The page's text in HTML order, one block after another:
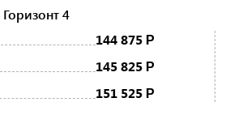
4
144 875 Р
145 825 Р
151 525 Р